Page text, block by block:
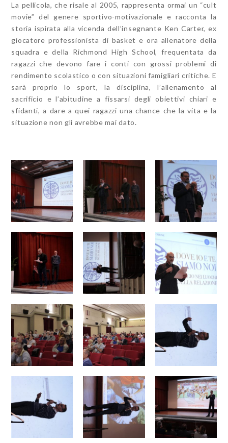
La pellicola, che risale al 2005, rappresenta ormai un “cult
movie” del genere sportivo-motivazionale e racconta la
storia ispirata alla vicenda dell’insegnante Ken Carter, ex
giocatore professionista di basket e ora allenatore della
squadra e della Richmond High School, frequentata da
ragazzi che devono fare i conti con grossi problemi di
rendimento scolastico o con situazioni famigliari critiche. E
sarà proprio lo sport, la disciplina, l’allenamento al
sacrificio e l’abitudine a fissarsi degli obiettivi chiari e
sfidanti, a dare a quei ragazzi una chance che la vita e la
situazione non gli avrebbe mai dato.